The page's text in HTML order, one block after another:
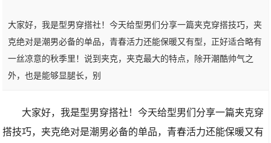
大家好，我是型男穿搭社！今天给型男们分享一篇夹克穿搭技巧，夹
克绝对是潮男必备的单品，青春活力还能保暖又有型，正好适合略有
一丝凉意的秋季里！说到夹克，夹克最大的特点，除开潮酷帅气之
外，也是能够显腿长，别
大家好，我是型男穿搭社！今天给型男们分享一篇夹克穿
搭技巧，夹克绝对是潮男必备的单品，青春活力还能保暖又有